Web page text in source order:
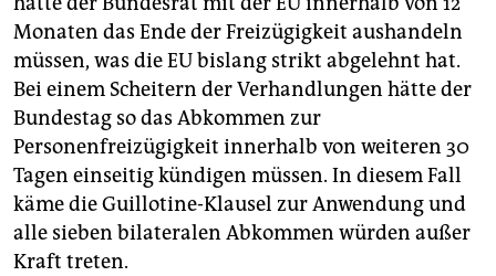
Monaten das Ende der Freizügigkeit aushandeln
müssen, was die EU bislang strikt abgelehnt hat.
Bei einem Scheitern der Verhandlungen hätte der
Bundestag so das Abkommen zur
Personenfreizügigkeit innerhalb von weiteren 30
Tagen einseitig kündigen müssen. In diesem Fall
käme die Guillotine-Klausel zur Anwendung und
alle sieben bilateralen Abkommen würden außer
Kraft treten.